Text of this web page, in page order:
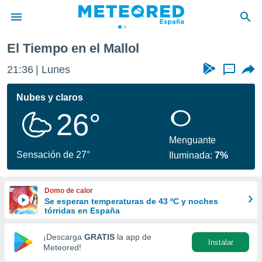
de
por
se
calidad.
a este
las
y
forma
digital
basada
El Tiempo en el Mallol
21:36 Lunes ...
Nubes y claros
26°
Sensación de 27°
Menguante
Iluminada:7%
Domo de calor
Se esperan temperaturas de 43 ºC y noches
tórridas en España
¡Descarga GRATIS la app de
Meteored!
Instalar